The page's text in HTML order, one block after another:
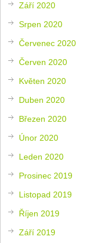
Září 2020
Srpen 2020
Červenec 2020
Červen 2020
Květen 2020
Duben 2020
Březen 2020
Únor 2020
Leden 2020
Prosinec 2019
Listopad 2019
Říjen 2019
Září 2019